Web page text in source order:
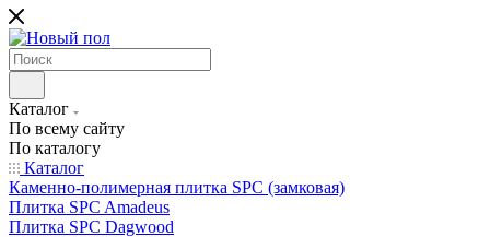
Каталог
По всему сайту
По каталогу
Каталог
Каменно-полимерная плитка SPC (замковая)
Плитка SPC Amadeus
Плитка SPC Dagwood